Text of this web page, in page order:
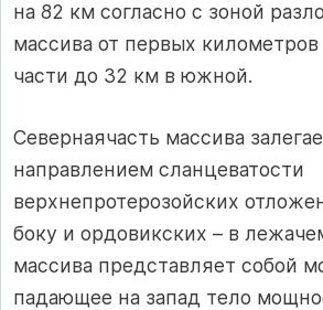
на 82 км согласно с зоной
массива от первых
части до 32 км в южной.
Севернаячасть массива
направлением сланцеватости
верхнепротерозойских
боку и ордовикских – в
массива представляет собой
падающее на запад тело